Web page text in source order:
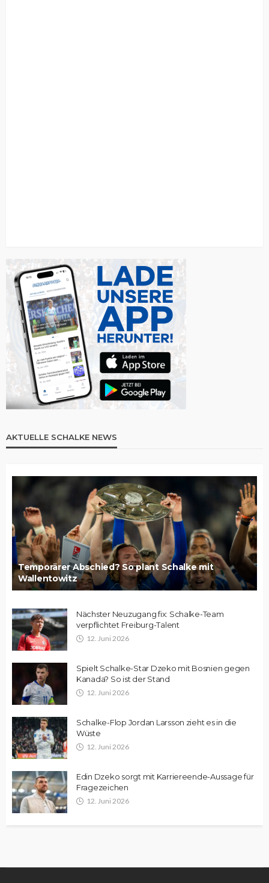
AKTUELLE SCHALKE NEWS
Temporärer Abschied? So plant Schalke mit
Wallentowitz
Nächster Neuzugang fix: Schalke-Team
verpflichtet Freiburg-Talent
12. Juni 2026
Spielt Schalke-Star Dzeko mit Bosnien gegen
Kanada? So ist der Stand
12. Juni 2026
Schalke-Flop Jordan Larsson zieht es in die
Wüste
12. Juni 2026
Edin Dzeko sorgt mit Karriereende-Aussage für
Fragezeichen
12. Juni 2026